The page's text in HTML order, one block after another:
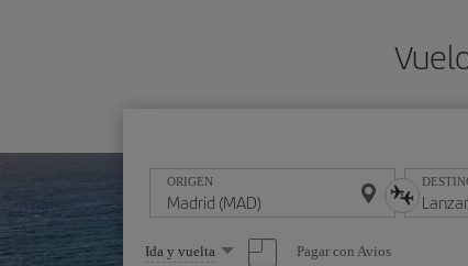
ORIGEN
Seleccione
Ida y vuelta Pagar con Avios